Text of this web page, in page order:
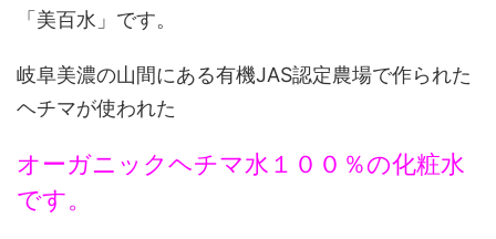
「美百水」です。
岐阜美濃の山間にある有機JAS認定農場で作られた
ヘチマが使われた
オーガニックヘチマ水１００％の化粧水
です。